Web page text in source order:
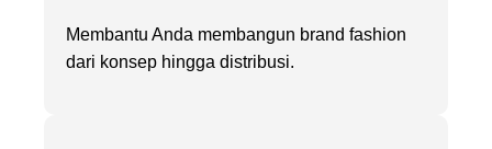
Membantu Anda membangun brand fashion
dari konsep hingga distribusi.